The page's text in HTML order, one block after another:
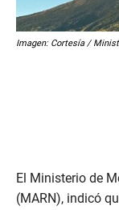
Imagen: Cortesía /
El Ministerio de
(MARN), indicó